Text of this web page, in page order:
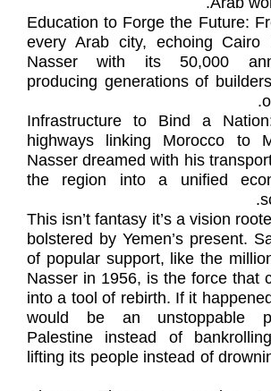
Education to Forge the Future:
every Arab city, echoing Cairo
Nasser with its 50,000
producing generations of
Infrastructure to Bind a
highways linking Morocco to
Nasser dreamed with his
the region into a unified
This isn’t fantasy it’s a vision
bolstered by Yemen’s present.
of popular support, like the
Nasser in 1956, is the force that
into a tool of rebirth. If it
would be an unstoppable
Palestine instead of
lifting its people instead of